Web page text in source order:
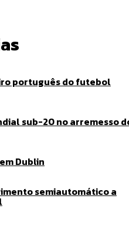
português do futebol
sub-20 no arremesso
Dublin
semiautomático a